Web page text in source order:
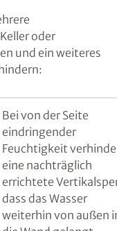
und
zu
in
in einer